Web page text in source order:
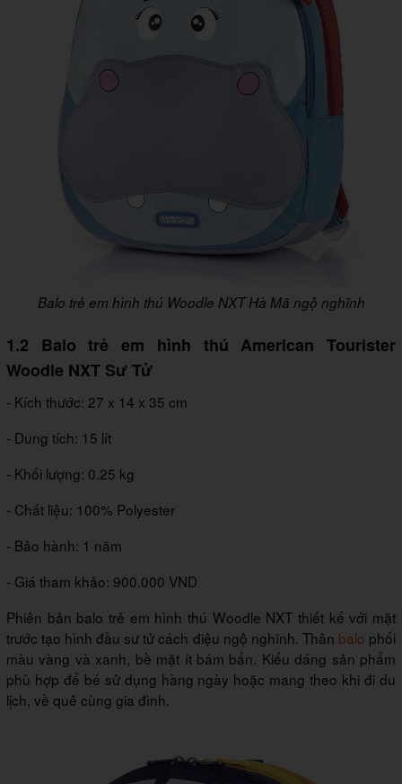
Balo trẻ em hình thú Woodle NXT Hà Mã ngộ nghĩnh
1.2 Balo trẻ em hình thú American Tourister
Woodle NXT Sư Tử
- Kích thước: 27 x 14 x 35 cm
- Dung tích: 15 lít
- Khối lượng: 0.25 kg
- Chất liệu: 100% Polyester
- Bảo hành: 1 năm
- Giá tham khảo: 900.000 VND
Phiên bản balo trẻ em hình thú Woodle NXT thiết kế với mặt
trước tạo hình đầu sư tử cách điệu ngộ nghĩnh. Thân balo phối
màu vàng và xanh, bề mặt ít bám bẩn. Kiểu dáng sản phẩm
phù hợp để bé sử dụng hàng ngày hoặc mang theo khi đi du
lịch, về quê cùng gia đình.